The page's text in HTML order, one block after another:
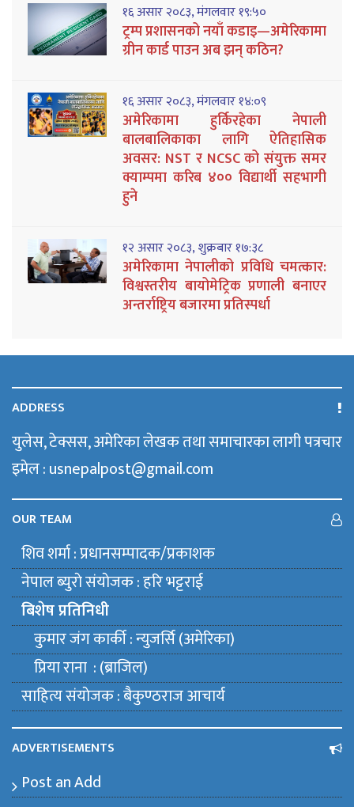
१६ असार २०८३, मंगलवार १९:५०
ट्रम्प प्रशासनको नयाँ कडाइ—अमेरिकामा
ग्रीन कार्ड पाउन अब झन् कठिन?
१६ असार २०८३, मंगलवार १४:०९
अमेरिकामा हुर्किरहेका नेपाली
बालबालिकाका लागि ऐतिहासिक
अवसर: NST र NCSC को संयुक्त समर
क्याम्पमा करिब ४०० विद्यार्थी सहभागी
हुने
१२ असार २०८३, शुक्रबार १७:३८
अमेरिकामा नेपालीको प्रविधि चमत्कार:
विश्वस्तरीय बायोमेट्रिक प्रणाली बनाएर
अन्तर्राष्ट्रिय बजारमा प्रतिस्पर्धा
ADDRESS
युलेस, टेक्सस, अमेरिका लेखक तथा समाचारका लागी पत्रचार
इमेल : usnepalpost@gmail.com
OUR TEAM
शिव शर्मा : प्रधानसम्पादक/प्रकाशक
नेपाल ब्युराे संयाेजक : हरि भट्टराई
बिशेष प्रतिनिधी
कुमार जंग कार्की : न्युजर्सि (अमेरिका)
प्रिया राना : (ब्राजिल)
साहित्य संयाेजक : बैकुण्ठराज आचार्य
ADVERTISEMENTS
Post an Add